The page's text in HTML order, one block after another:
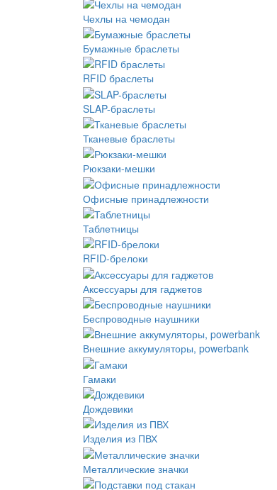
Чехлы на чемодан
Бумажные браслеты
RFID браслеты
SLAP-браслеты
Тканевые браслеты
Рюкзаки-мешки
Офисные принадлежности
Таблетницы
RFID-брелоки
Аксессуары для гаджетов
Беспроводные наушники
Внешние аккумуляторы, powerbank
Гамаки
Дождевики
Изделия из ПВХ
Металлические значки